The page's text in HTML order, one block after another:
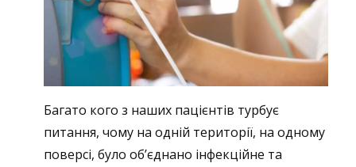
Багато кого з наших пацієнтів турбує
питання, чому на одній території, на одному
поверсі, було об’єднано інфекційне та